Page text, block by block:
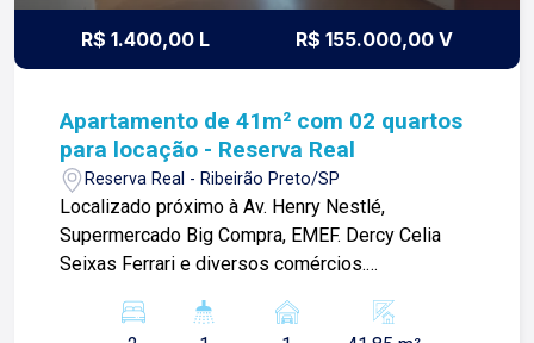
R$ 1.400,00 L R$ 155.000,00 V
Apartamento de 41m² com 02 quartos
para locação - Reserva Real
Reserva Real - Ribeirão Preto/SP
Localizado próximo à Av. Henry Nestlé,
Supermercado Big Compra, EMEF. Dercy Celia
Seixas Ferrari e diversos comércios.
-01 banheiro social; -Cozinha com gabinete; -Área